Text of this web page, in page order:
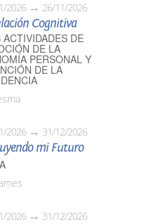
2026 26/11/2026
Cognitiva
ACTIVIDADES DE
DE LA
PERSONAL Y
DE LA
2026 31/12/2026
mi Futuro
2026 31/12/2026